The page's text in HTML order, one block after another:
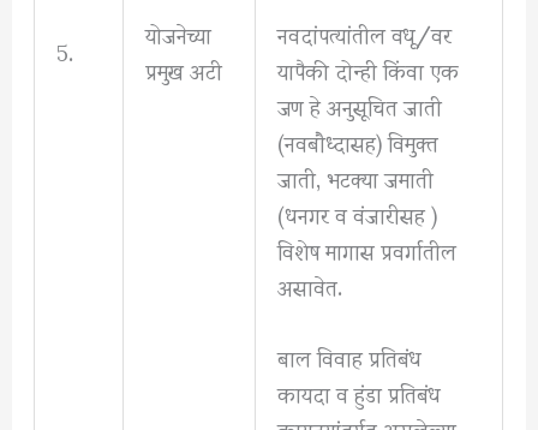
5. योजनेच्या
प्रमुख अटी
नवदांपत्यांतील वधू/वर
यापैकी दोन्ही किंवा एक
जण हे अनुसूचित जाती
(नवबौध्दासह) विमुक्त
जाती, भटक्या जमाती
(धनगर व वंजारीसह )
विशेष मागास प्रवर्गातील
असावेत.
बाल विवाह प्रतिबंध
कायदा व हुंडा प्रतिबंध